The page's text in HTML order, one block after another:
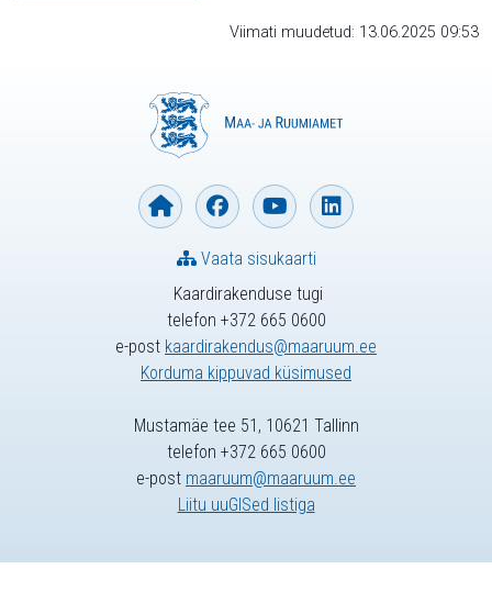
Viimati muudetud: 13.06.2025 09:53
Kaardirakenduse tugi
telefon +372 665 0600
e-post kaardirakendus@maaruum.ee
Korduma kippuvad küsimused
Vaata sisukaarti
Mustamäe tee 51, 10621 Tallinn
telefon +372 665 0600
e-post maaruum@maaruum.ee
Liitu uuGISed listiga